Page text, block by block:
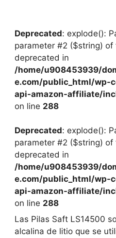
Deprecated: explode():
parameter #2 ($string) of
deprecated in
/home/u908453939/
e.com/public_html/wp-
api-amazon-affiliate/
on line 288
Deprecated: explode():
parameter #2 ($string) of
deprecated in
/home/u908453939/
e.com/public_html/wp-
api-amazon-affiliate/
on line 288
Las Pilas Saft LS14500
alcalina de litio que se